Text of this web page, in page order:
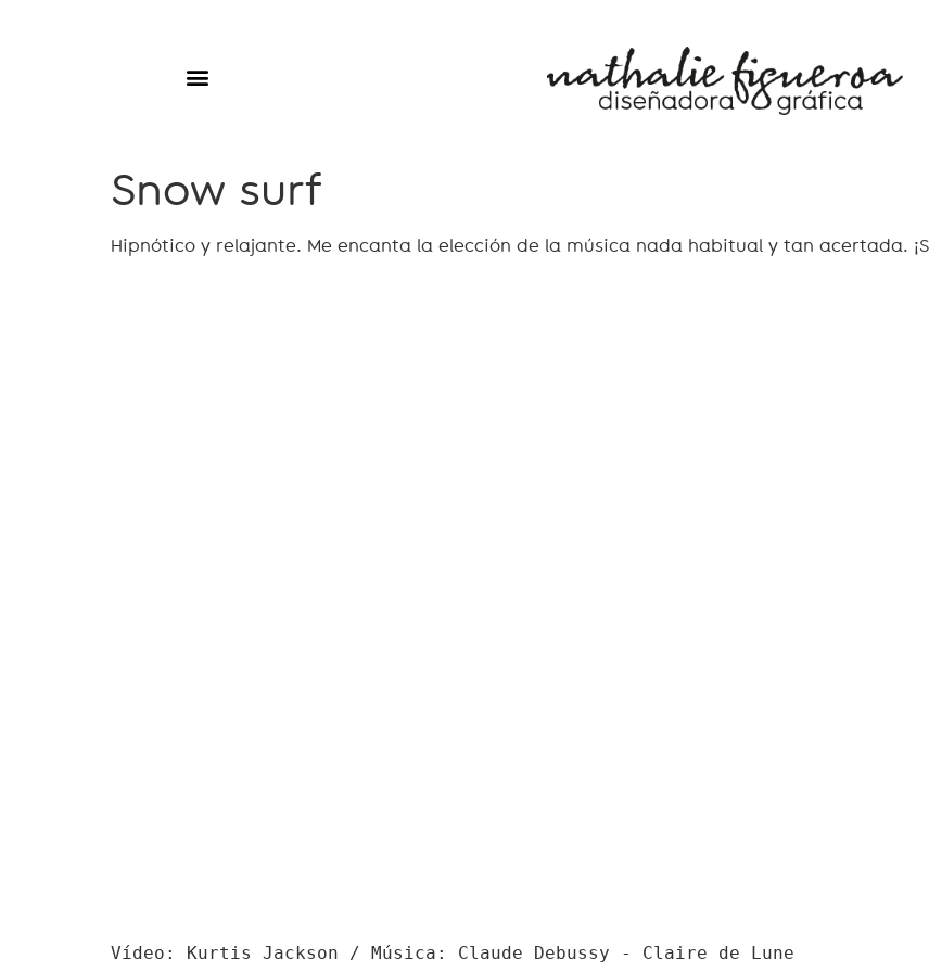
Snow surf
Hipnótico y relajante. Me encanta la elección de la música nada habitual y tan acertada.
Vídeo: Kurtis Jackson / Música: Claude Debussy - Claire de Lune